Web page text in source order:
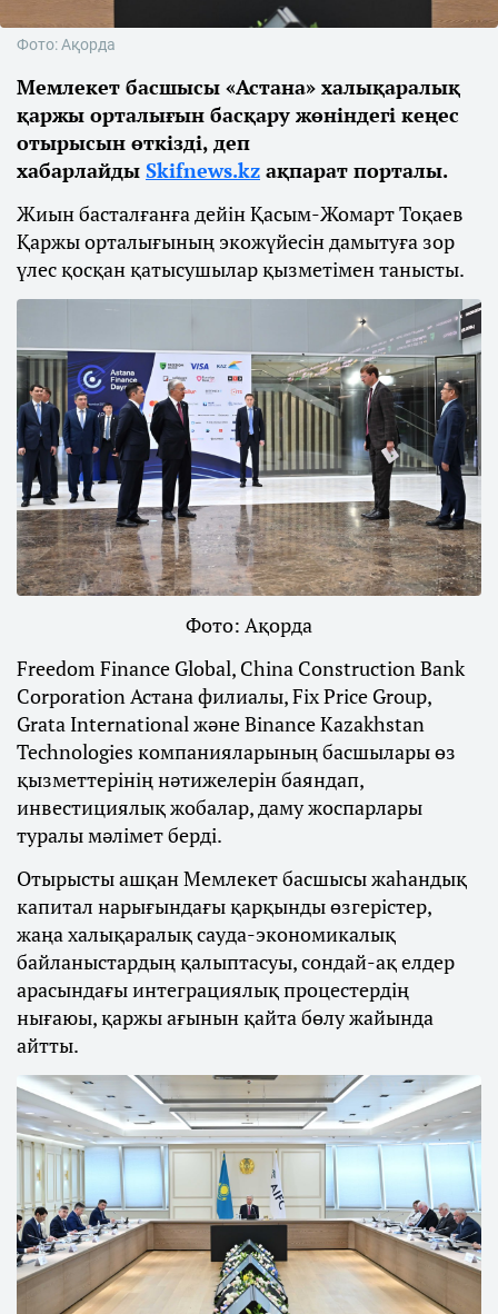
Фото: Ақорда
Мемлекет басшысы «Астана» халықаралық
қаржы орталығын басқару жөніндегі кеңес
отырысын өткізді, деп
хабарлайды Skifnews.kz ақпарат порталы.
Жиын басталғанға дейін Қасым-Жомарт Тоқаев
Қаржы орталығының экожүйесін дамытуға зор
үлес қосқан қатысушылар қызметімен танысты.
Фото: Ақорда
Freedom Finance Global, China Construction Bank
Corporation Астана филиалы, Fix Price Group,
Grata International және Binance Kazakhstan
Technologies компанияларының басшылары өз
қызметтерінің нәтижелерін баяндап,
инвестициялық жобалар, даму жоспарлары
туралы мәлімет берді.
Отырысты ашқан Мемлекет басшысы жаһандық
капитал нарығындағы қарқынды өзгерістер,
жаңа халықаралық сауда-экономикалық
байланыстардың қалыптасуы, сондай-ақ елдер
арасындағы интеграциялық процестердің
нығаюы, қаржы ағынын қайта бөлу жайында
айтты.